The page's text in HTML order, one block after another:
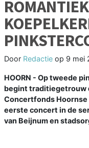
Door Redactie op 9 mei
HOORN - Op tweede
begint traditiegetrouw
Concertfonds Hoornse
eerste concert in de
van Beijnum en